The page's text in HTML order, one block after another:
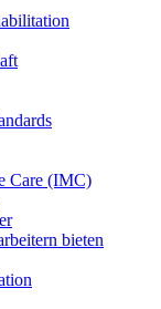
Care (IMC)
bieten